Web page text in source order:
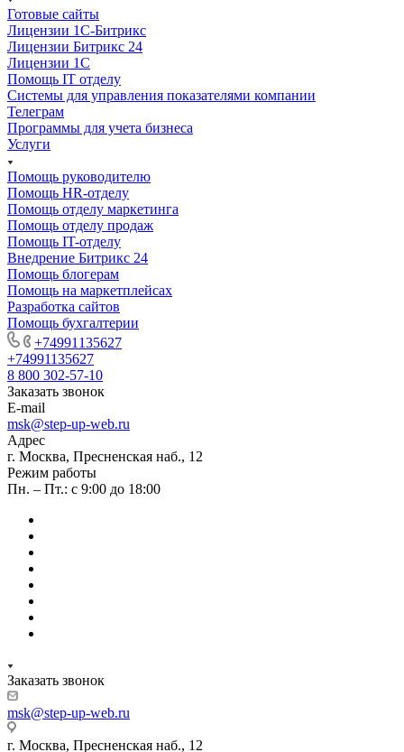
Готовые сайты
Лицензии 1С-Битрикс
Лицензии Битрикс 24
Лицензии 1С
Помощь IT отделу
Системы для управления показателями компании
Телеграм
Программы для учета бизнеса
Услуги
Помощь руководителю
Помощь HR-отделу
Помощь отделу маркетинга
Помощь отделу продаж
Помощь IT-отделу
Внедрение Битрикс 24
Помощь блогерам
Помощь на маркетплейсах
Разработка сайтов
Помощь бухгалтерии
+74991135627
+74991135627
8 800 302-57-10
Заказать звонок
E-mail
msk@step-up-web.ru
Адрес
г. Москва, Пресненская наб., 12
Режим работы
Пн. – Пт.: с 9:00 до 18:00
Заказать звонок
msk@step-up-web.ru
г. Москва, Пресненская наб., 12